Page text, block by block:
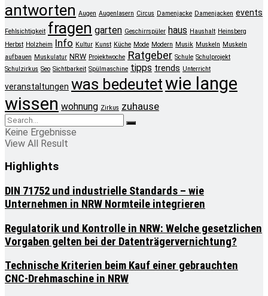
antworten Augen Augenlasern Circus Damenjacke Damenjacken events
Fehlsichtigkeit fragen garten Geschirrspüler haus Haushalt Heinsberg
Herbst Holzheim Info Kultur Kunst Küche Mode Modern Musik Muskeln Muskeln
aufbauen Muskulatur NRW Projektwoche Ratgeber Schule Schulprojekt
Schulzirkus Seo Sichtbarkeit Spülmaschine tipps trends Unterricht
veranstaltungen was bedeutetwie lange
wissen wohnung Zirkus zuhause
Keine Ergebnisse
View All Result
Highlights
DIN 71752 und industrielle Standards – wie
Unternehmen in NRW Normteile integrieren
Regulatorik und Kontrolle in NRW: Welche gesetzlichen
Vorgaben gelten bei der Datenträgervernichtung?
Technische Kriterien beim Kauf einer gebrauchten
CNC-Drehmaschine in NRW